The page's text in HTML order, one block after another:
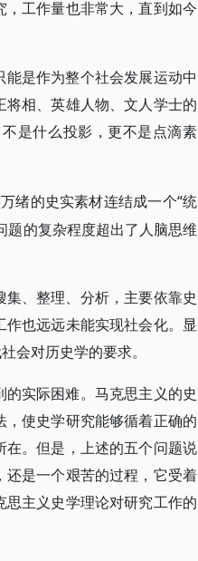
工作量也非常大，直到如今
是作为整个社会发展运动中
相、英雄人物、文人学士的
是什么投影，更不是点滴素
绪的史实素材连结成一个“统
题的复杂程度超出了人脑思维
、整理、分析，主要依靠史
也远远未能实现社会化。显
会对历史学的要求。
实际困难。马克思主义的史
使史学研究能够循着正确的
在。但是，上述的五个问题说
还是一个艰苦的过程，它受着
主义史学理论对研究工作的